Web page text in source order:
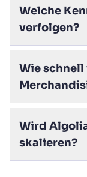
Welche
verfolgen?
Wie
Wird
skalieren?